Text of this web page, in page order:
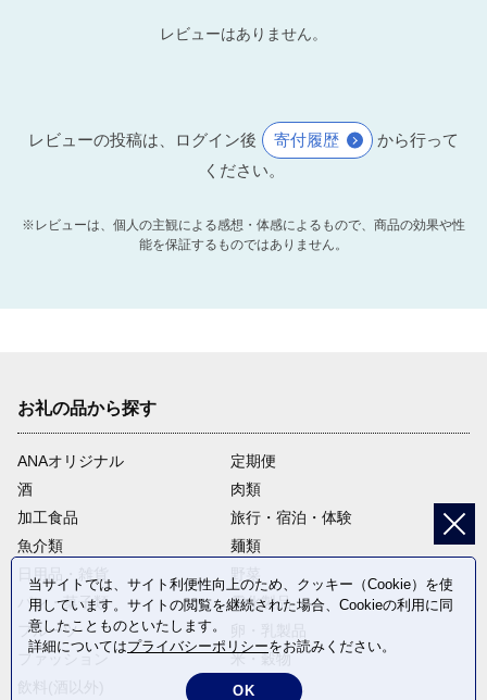
レビューはありません。
レビューの投稿は、ログイン後 寄付履歴
から行って
ください。
※レビューは、個人の主観による感想・体感によるもので、商品の効果や性
能を保証するものではありません。
お礼の品から探す
ANAオリジナル
定期便
酒
肉類
加工食品
旅行・宿泊・体験
魚介類
麺類
日用品・雑貨
野菜
パン・菓子類
電化製品
フルーツ
ファッション
米・穀物
返礼品なし
当サイトでは、サイト利便性向上のため、クッキー（Cookie）を使
用しています。サイトの閲覧を継続された場合、Cookieの利用に同
意したことものといたします。
詳細についてはプライバシーポリシーをお読みください。
OK